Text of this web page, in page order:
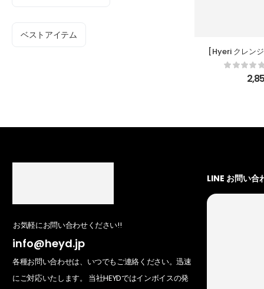
ベストアイテム
[Hyeri クレン
かに酸性のク
ム
お気軽にお問い合わせください!!
info@heyd.jp
各種お問い合わせは、いつでもご連絡ください。迅速
にご対応いたします。 当社HEYDではインボイスの発
LINE お問い合